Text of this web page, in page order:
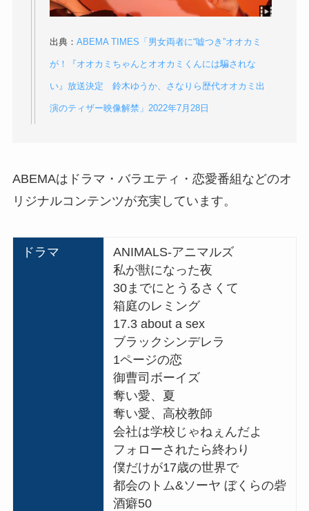
出典： ABEMA TIMES「男女両者に“嘘つき”オオカミ
が！『オオカミちゃんとオオカミくんには騙されな
い』放送決定 鈴木ゆうか、さなりら歴代オオカミ出
演のティザー映像解禁」 2022年7月28日
ABEMAはドラマ・バラエティ・恋愛番組などのオ
リジナルコンテンツが充実しています。
ドラマ
ANIMALS-アニマルズ
私が獣になった夜
30までにとうるさくて
箱庭のレミング
17.3 about a sex
ブラックシンデレラ
1ページの恋
御曹司ボーイズ
奪い愛、夏
奪い愛、高校教師
会社は学校じゃねぇんだよ
フォローされたら終わり
僕だけが17歳の世界で
都会のトム&ソーヤ ぼくらの砦
酒癖50